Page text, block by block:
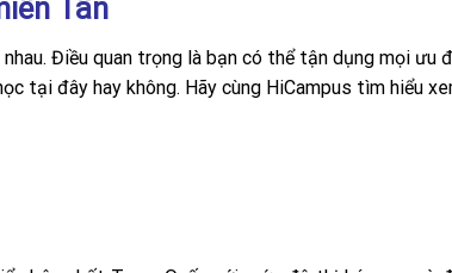
Tân
Điều quan trọng là bạn có thể tận dụng mọi ưu
tại đây hay không. Hãy cùng HiCampus tìm hiểu